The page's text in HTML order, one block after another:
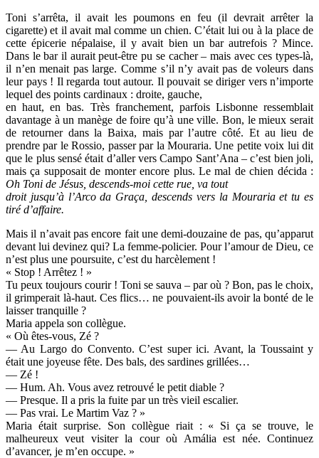
Toni s’arrêta, il avait les poumons en feu (il devrait arrêter la
cigarette) et il avait mal comme un chien. C’était lui ou à la place de
cette épicerie népalaise, il y avait bien un bar autrefois ? Mince.
Dans le bar il aurait peut-être pu se cacher – mais avec ces types-là,
il n’en menait pas large. Comme s’il n’y avait pas de voleurs dans
leur pays ! Il regarda tout autour. Il pouvait se diriger vers n’importe
lequel des points cardinaux : droite, gauche,
en haut, en bas. Très franchement, parfois Lisbonne ressemblait
davantage à un manège de foire qu’à une ville. Bon, le mieux serait
de retourner dans la Baixa, mais par l’autre côté. Et au lieu de
prendre par le Rossio, passer par la Mouraria. Une petite voix lui dit
que le plus sensé était d’aller vers Campo Sant’Ana – c’est bien joli,
mais ça supposait de monter encore plus. Le mal de chien décida :
Oh Toni de Jésus, descends-moi cette rue, va tout
droit jusqu’à l’Arco da Graça, descends vers la Mouraria et tu es
tiréd’affaire.
Mais il n’avait pas encore fait une demi-douzaine de pas, qu’apparut
devant lui devinez qui? La femme-policier. Pour l’amour de Dieu, ce
n’est plus une poursuite, c’est du harcèlement !
« Stop ! Arrêtez ! »
Tu peux toujours courir ! Toni se sauva – par où ? Bon, pas le choix,
il grimperait là-haut. Ces flics… ne pouvaient-ils avoir la bonté de le
laisser tranquille ?
Maria appela son collègue.
« Où êtes-vous, Zé ?
— Au Largo do Convento. C’est super ici. Avant, la Toussaint y
était une joyeuse fête. Des bals, des sardines grillées…
— Zé !
— Hum. Ah. Vous avez retrouvé le petit diable ?
— Presque. Il a pris la fuite par un très vieil escalier.
— Pas vrai. Le Martim Vaz ? »
Maria était surprise. Son collègue riait : « Si ça se trouve, le
malheureux veut visiter la cour où Amália est née. Continuez
d’avancer, je m’en occupe. »